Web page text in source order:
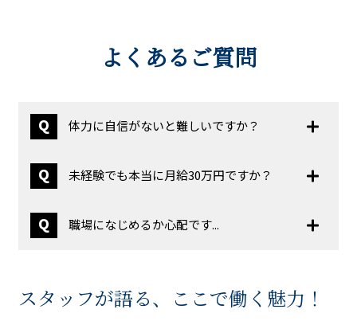
よくあるご質問
Q 体力に自信がないと難しいですか？
Q 未経験でも本当に月給30万円ですか？
Q 職場になじめるか心配です...
スタッフが語る、ここで働く魅力！